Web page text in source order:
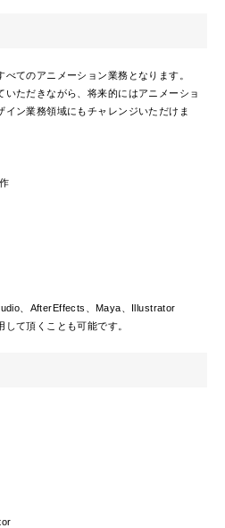
てのアニメーション業務となります。
いただきながら、将来的にはアニメーショ
イン業務領域にもチャレンジいただけま
、AfterEffects、Maya、Illustrator
て頂くことも可能です。